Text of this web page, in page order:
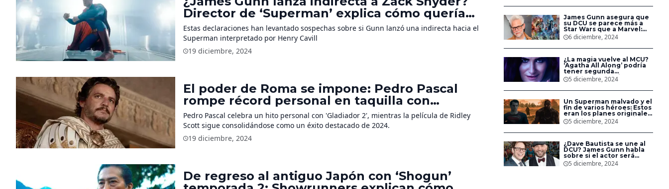
Director de ‘Superman’ explica cómo quería
que luciera el nuevo traje del superhéroe
Estas declaraciones han levantado sospechas sobre si Gunn lanzó una indirecta hacia el
Superman interpretado por Henry Cavill
19 diciembre, 2024
El poder de Roma se impone: Pedro Pascal
rompe récord personal en taquilla con
‘Gladiador 2’
Pedro Pascal celebra un hito personal con 'Gladiador 2', mientras la película de Ridley
Scott sigue consolidándose como un éxito destacado de 2024.
19 diciembre, 2024
De regreso al antiguo Japón con ‘Shogun’
Sony
James Gunn asegura que
su DCU se parece más a
Star Wars que a Marvel:
‘Estamos creando un
universo’
6 diciembre, 2024
¿La magia vuelve al MCU?
‘Agatha All Along’ podría
tener segunda
temporada en Disney+
5 diciembre, 2024
Un Superman malvado y el
fin de varios héroes: Estos
eran los planes originales
de ‘La Liga de la Justicia’
de Zack Snyder en DC
5 diciembre, 2024
¿Dave Bautista se une al
DCU? James Gunn habla
sobre si el actor será
Bane en el universo de DC
Studios
5 diciembre, 2024